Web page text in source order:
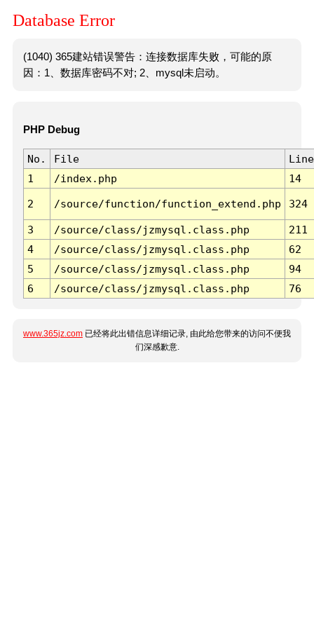
Database Error
(1040) 365建站错误警告：连接数据库失败，可能的原
因：1、数据库密码不对; 2、mysql未启动。
PHP Debug
No. File
Line
1
/index.php 14
2 /source/function/function_extend.php 324
3 /source/class/jzmysql.class.php
211
4
/source/class/jzmysql.class.php
62
5
/source/class/jzmysql.class.php
94
6
/source/class/jzmysql.class.php 76
www.365jz.com 已经将此出错信息详细记录, 由此给您带来的访问不便我
们深感歉意.